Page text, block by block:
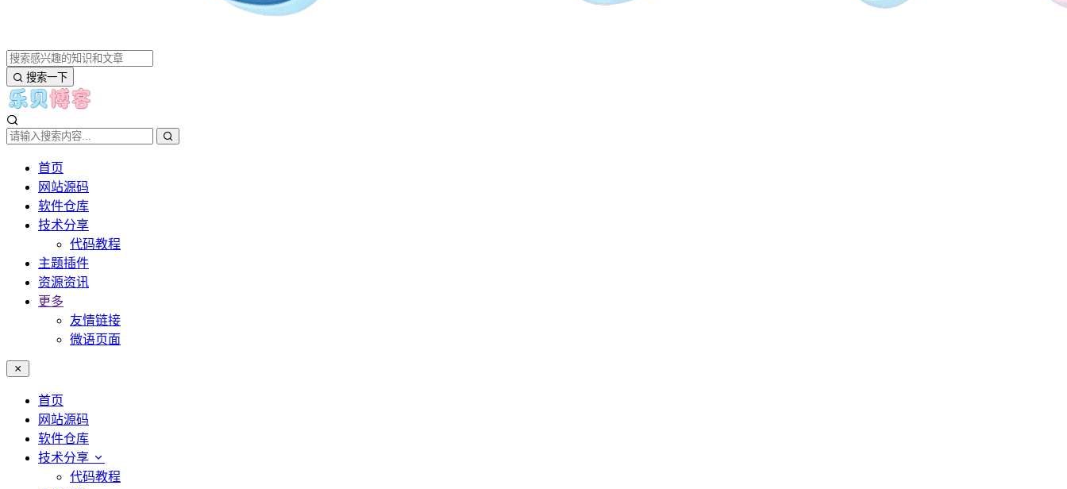
搜索一下
首页
网站源码
软件仓库
技术分享
代码教程
主题插件
资源资讯
更多
友情链接
微语页面
首页
网站源码
软件仓库
技术分享
代码教程